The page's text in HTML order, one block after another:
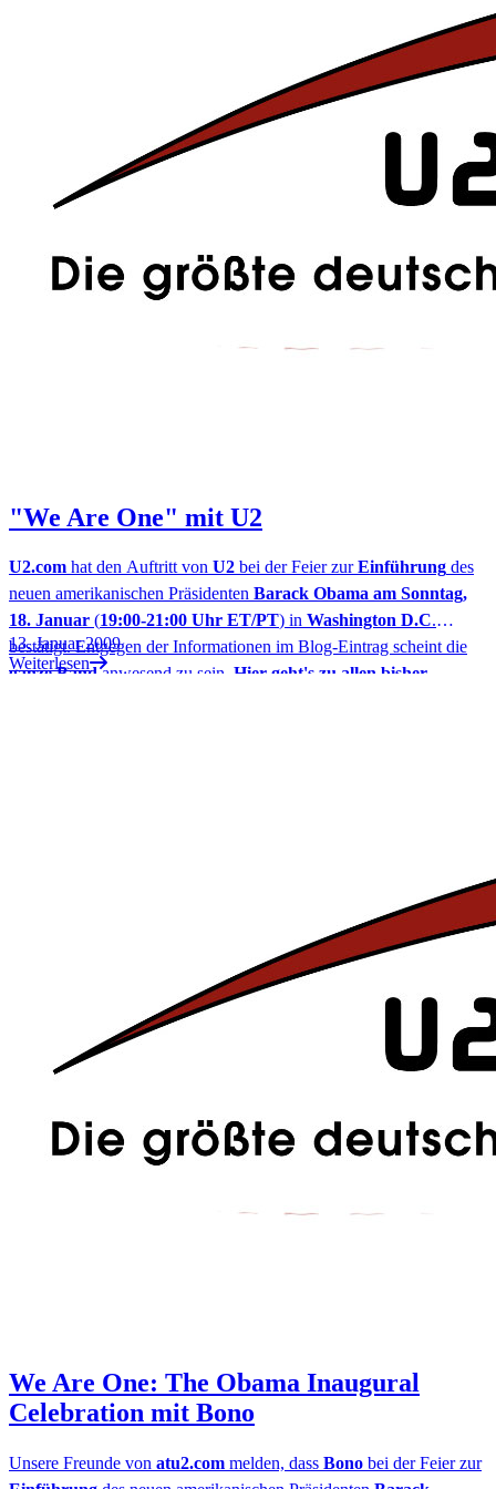
with that, a big song with lots of layers but not overproduced. Great
"We Are One" mit U2
U2.com hat den Auftritt von U2 bei der Feier zurEinführung des
neuen amerikanischen Präsidenten Barack Obama am Sonntag,
18. Januar (19:00-21:00 Uhr ET/PT) in Washington D.C.
bestätigt. Entgegen der Informationen im Blog-Eintrag scheint die
ganze Bandanwesend zu sein. Hier geht's zu allen bisher
13. Januar 2009
Weiterlesen
We Are One: The Obama Inaugural
Celebration mit Bono
Unsere Freunde von atu2.com melden, dass Bono bei der Feier zur